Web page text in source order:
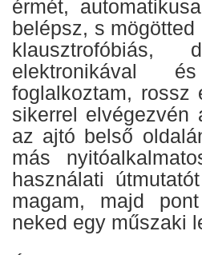
érmét,
belépsz, s
elektronikával
foglalkoztam, rossz
sikerrel elvégezvén
az ajtó belső
más
használati
magam, majd
neked egy műszaki